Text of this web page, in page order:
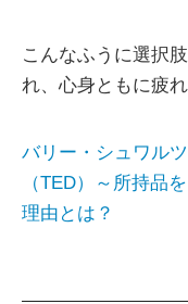
こんなふうに選択
れ、心身ともに疲
バリー・シュワル
（TED）～所持品
理由とは？